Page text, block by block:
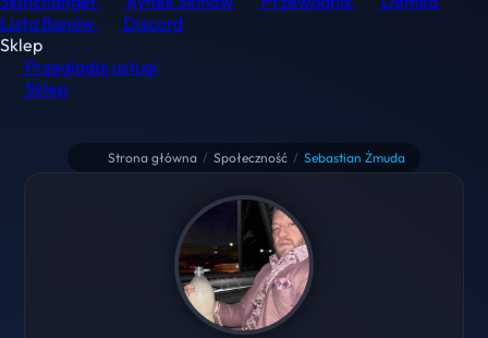
Lista Banów
Discord
Sklep
Przeglądaj usługi
Sklep
Strona główna / Społeczność / Sebastian Żmuda